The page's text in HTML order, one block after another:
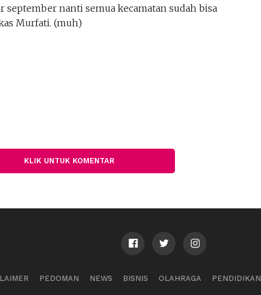
september nanti semua kecamatan sudah bisa
Murfati. (muh)
KLIK UNTUK KOMENTAR
PEDOMAN NEWS BISNIS OLAHRAGA PENDIDIKAN